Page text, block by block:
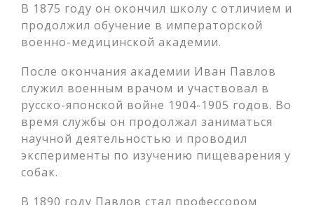
В 1875 году он окончил школу с отличием и
продолжил обучение в императорской
военно-медицинской академии.
После окончания академии Иван Павлов
служил военным врачом и участвовал в
русско-японской войне 1904-1905 годов. Во
время службы он продолжал заниматься
научной деятельностью и проводил
эксперименты по изучению пищеварения у
собак.
В 1890 году Павлов стал профессором